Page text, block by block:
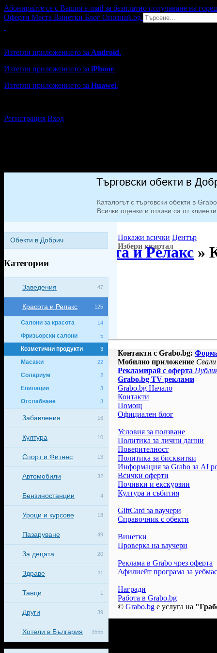
Абонирайте се с Вашия e-mail за безплатно получаване на
Оферти Места Винетки Блог Опознай.bg
Изтегли приложението за Android.
Изтегли приложението за iPhone.
Изтегли приложението за Huawei.
Регистрация Вход
Търговски обекти в
Каталогът с търговски обекти в
Всички оценки и отзиви са от
Обекти в Добрич
Категории
47
Заведения
125
Красота и Релакс
Салони за красота 14
Фризьорски салони 5
Козметични продукти 3
Масажи 22
Солариум 2
Епилации 3
Отслабване 3
16
Забавления
10
Култура
13
Спорт и Фитнес
32
Автомобили
4
Бензиностанции
18
Уроци и курсове
49
Пазаруване
20
За децата
21
Здраве
1
Танци
39
Други
3555
Хотели в България
Покажи всички Център
Избери квартал
Добрич »Красота и Релакс »
Контакти с Grabo.bg:
Мобилно приложение
Рекламирай с оферта
Grabo.bg TV реклами
Grabo.bg Начало
Контакти
Помощ
Официален блог
Условия за ползване
Политика за лични данни
Поверителност
Политика за бисквитки
Информация за Grabo за AI
Всички оферти
Почивки и екскурзии
Култура и събития
GiftCard за ваучери
Справочник с обекти
Винетки
Проверка на ваучери
Реклама в Grabo чрез оферта
Афилиейт програма за
Награди
Работа в Grabo.bg
© Grabo.bg е услуга на